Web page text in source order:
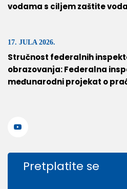
vodama s ciljem zaštite
17. JULA 2026.
Stručnost federalnih
obrazovanja: Federalna
međunarodni projekat o
Pretplatite se